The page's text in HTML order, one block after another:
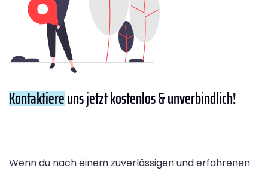
Kontaktiereuns jetzt kostenlos & unverbindlich!
Wenn du nach einem zuverlässigen und erfahrenen